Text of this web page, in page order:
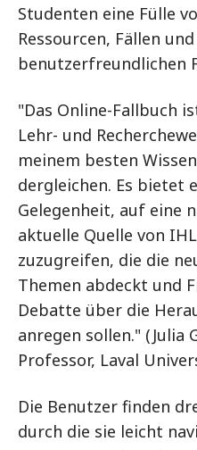
Studenten eine Fülle
Ressourcen, Fällen
benutzerfreundlichen
"Das Online-Fallbuch
Lehr- und
meinem besten
dergleichen. Es bietet
Gelegenheit, auf eine
aktuelle Quelle von
zuzugreifen, die die
Themen abdeckt und
Debatte über die
anregen sollen." (Julia
Professor, Laval
Die Benutzer finden
durch die sie leicht